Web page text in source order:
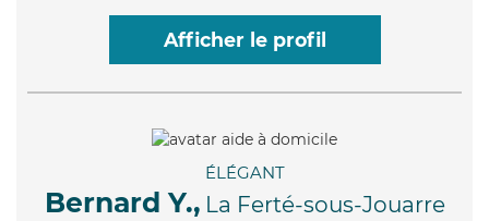
Afficher le profil
ÉLÉGANT
Bernard Y., La Ferté-sous-Jouarre